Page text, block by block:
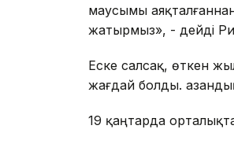
маусымы аяқталғаннан
жатырмыз», - дейді
Еске салсақ, өткен
жағдай болды.
19 қаңтарда